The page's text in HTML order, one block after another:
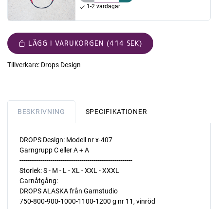
1-2 vardagar
LÄGG I VARUKORGEN (414 SEK)
Tillverkare: Drops Design
BESKRIVNING SPECIFIKATIONER
DROPS Design: Modell nr x-407
Garngrupp C eller A + A
----------------------------------------------------------
Storlek: S - M - L - XL - XXL - XXXL
Garnåtgång:
DROPS ALASKA från Garnstudio
750-800-900-1000-1100-1200 g nr 11, vinröd